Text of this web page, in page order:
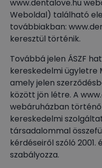
www.dentalove.hu
Weboldal) található
továbbiakban:
keresztül történik.
Továbbá jelen ÁSZF
kereskedelmi ügyletre
amely jelen
között jön létre. A
webáruházban
kereskedelmi
társadalommal
kérdéseiről szóló 2001.
szabályozza.